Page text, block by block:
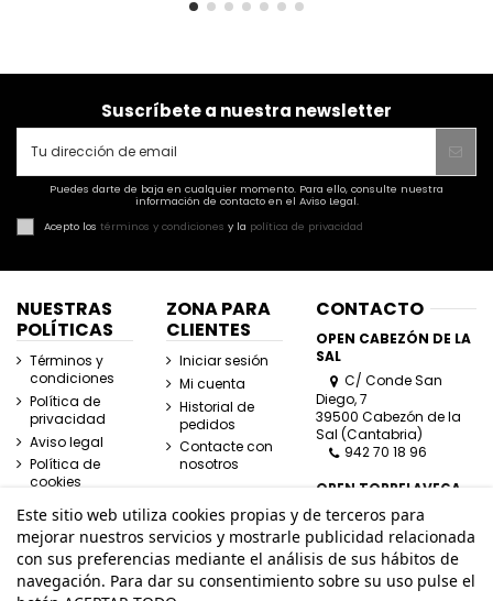
Suscríbete a nuestra newsletter
Puedes darte de baja en cualquier momento. Para ello, consulte nuestra
información de contacto en el Aviso Legal.
Acepto los términos y condiciones y la política de privacidad
NUESTRAS
POLÍTICAS
Términos y
condiciones
Política de
privacidad
Aviso legal
Política de
cookies
ZONA PARA
CLIENTES
Iniciar sesión
Mi cuenta
Historial de
pedidos
Contacte con
nosotros
CONTACTO
OPEN CABEZÓN DE LA
SAL
C/ Conde San
Diego, 7
39500 Cabezón de la
Sal (Cantabria)
942 70 18 96
OPEN TORRELAVEGA
C/ José Posada
Herrera, Esquina
Lasaga Larreta
39300 Torrelavega
(Cantabria)
Este sitio web utiliza cookies propias y de terceros para
mejorar nuestros servicios y mostrarle publicidad relacionada
con sus preferencias mediante el análisis de sus hábitos de
navegación. Para dar su consentimiento sobre su uso pulse el